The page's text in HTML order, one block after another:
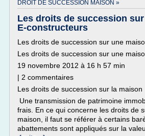
DROIT DE SUCCESSION MAISON »
Les droits de succession
E-constructeurs
Les droits de succession sur une
Les droits de succession sur une
19 novembre 2012 à 16 h 57 min
| 2 commentaires
Les droits de succession sur la maison
Une transmission de patrimoine
frais. En ce qui concerne les droits de
maison, il faut se référer à certains
abattements sont appliqués sur la